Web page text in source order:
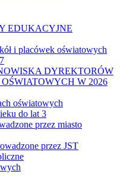
EDUKACYJNE
i placówek oświatowych
DYREKTORÓW
W 2026
oświatowych
do lat 3
przez miasto
przez JST